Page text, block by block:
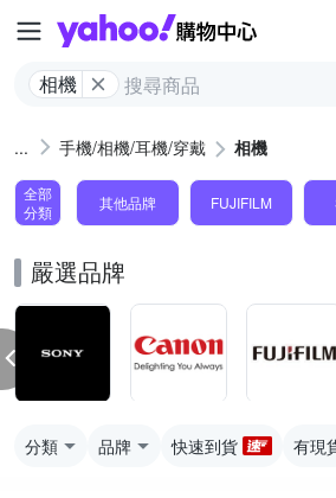
Yahoo
相機
手機/相機/耳機/穿戴 相機
全部
分類
其他品牌 FUJIFILM
嚴選品牌
分類 品牌 快速到貨 有現